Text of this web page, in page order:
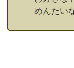
めんたい